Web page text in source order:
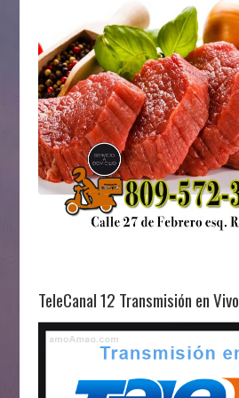
TeleCanal 12 Transmisión en Vivo